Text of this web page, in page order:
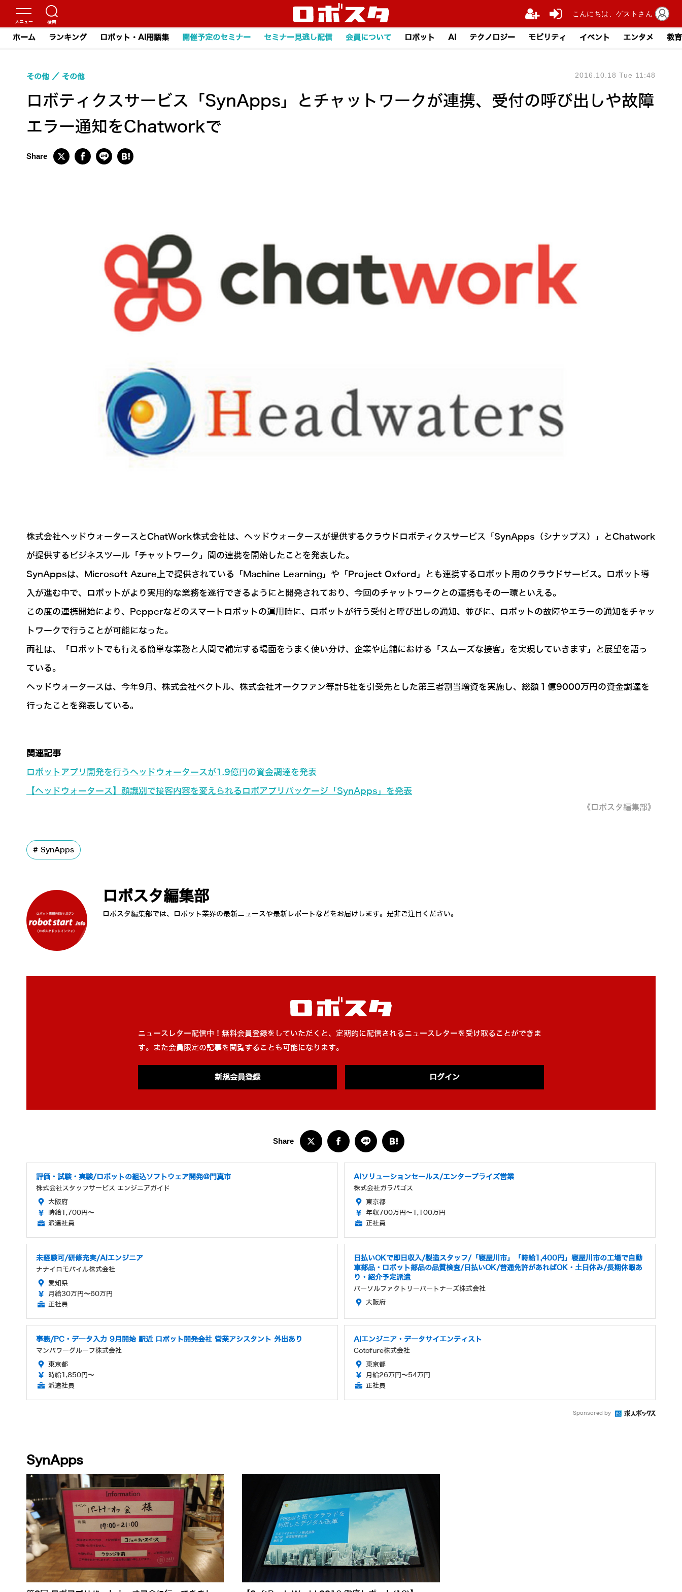
ホーム ランキング ロボット・AI用語集 開催予定のセミナー セミナー見逃し配信 会員について ロボット AI テクノロジー モビリティ イベント エンタメ 教育
ロボティクスサービス「SynApps」とチャットワークが連携、受付の呼び出しや故障
エラー通知をChatworkで
その他 その他 2016.10.18 Tue 11:48
株式会社ヘッドウォータースとChatWork株式会社は、ヘッドウォータースが提供するクラウドロボティクスサービス「SynApps（シナップス）」とChatwork
が提供するビジネスツール「チャットワーク」間の連携を開始したことを発表した。
SynAppsは、Microsoft Azure上で提供されている「Machine Learning」や「Project Oxford」とも連携するロボット用のクラウドサービス。ロボット導
入が進む中で、ロボットがより実用的な業務を遂行できるようにと開発されており、今回のチャットワークとの連携もその一環といえる。
この度の連携開始により、Pepperなどのスマートロボットの運用時に、ロボットが行う受付と呼び出しの通知、並びに、ロボットの故障やエラーの通知をチャッ
トワークで行うことが可能になった。
両社は、「ロボットでも行える簡単な業務と人間で補完する場面をうまく使い分け、企業や店舗における「スムーズな接客」を実現していきます」と展望を語っ
ている。
ヘッドウォータースは、今年9月、株式会社ベクトル、株式会社オークファン等計5社を引受先とした第三者割当増資を実施し、総額１億9000万円の資金調達を
行ったことを発表している。
関連記事
ロボットアプリ開発を行うヘッドウォータースが1.9億円の資金調達を発表
【ヘッドウォータース】顔識別で接客内容を変えられるロボアプリパッケージ「SynApps」を発表
《ロボスタ編集部》
SynApps
ロボスタ編集部
ロボスタ編集部では、ロボット業界の最新ニュースや最新レポートなどをお届けします。是非ご注目ください。
ニュースレター配信中！無料会員登録をしていただくと、定期的に配信されるニュースレターを受け取ることができま
す。また会員限定の記事を閲覧することも可能になります。
新規会員登録 ログイン
評価・試験・実験/ロボットの組込ソフトウェア開発@門真市
株式会社スタッフサービス エンジニアガイド
大阪府
時給1,700円～
派遣社員
AIソリューションセールス/エンタープライズ営業
株式会社ガラパゴス
東京都
年収700万円～1,100万円
正社員
未経験可/研修充実/AIエンジニア
ナナイロモバイル株式会社
愛知県
月給30万円～60万円
正社員
日払いOKで即日収入/製造スタッフ/「寝屋川市」「時給1,400円」寝屋川市の工場で自動
車部品・ロボット部品の品質検査/日払いOK/普通免許があればOK・土日休み/長期休暇あ
り・紹介予定派遣
パーソルファクトリーパートナーズ株式会社
大阪府
事務/PC・データ入力 9月開始 駅近 ロボット開発会社 営業アシスタント 外出あり
マンパワーグループ株式会社
東京都
時給1,850円～
派遣社員
AIエンジニア・データサイエンティスト
Cotofure株式会社
東京都
月給26万円～54万円
正社員
Sponsored by
SynApps
こんにちは、ゲストさん